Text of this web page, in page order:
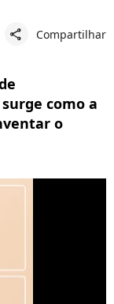
share Compartilhar
como a
o